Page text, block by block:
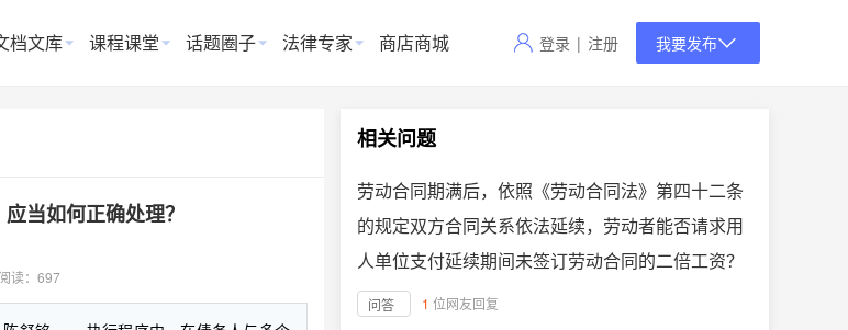
档文库 课程课堂 话题圈子 法律专家 商店商城 登录 | 注册 我要发布
当如何正确处理？
阅读：697
相关问题
劳动合同期满后，依照《劳动合同法》第四十二条
的规定双方合同关系依法延续，劳动者能否请求用
人单位支付延续期间未签订劳动合同的二倍工资？
问答 1 位网友回复